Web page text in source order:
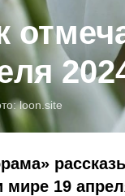
loon.site
19